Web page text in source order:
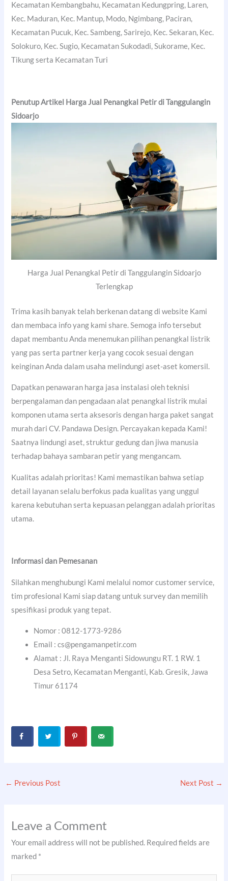
Kecamatan Kembangbahu, Kecamatan Kedungpring, Laren,
Kec. Maduran, Kec. Mantup, Modo, Ngimbang, Paciran,
Kecamatan Pucuk, Kec. Sambeng, Sarirejo, Kec. Sekaran, Kec.
Solokuro, Kec. Sugio, Kecamatan Sukodadi, Sukorame, Kec.
Tikung serta Kecamatan Turi
Penutup Artikel Harga Jual Penangkal Petir di Tanggulangin
Sidoarjo
Harga Jual Penangkal Petir di Tanggulangin Sidoarjo
Terlengkap
Trima kasih banyak telah berkenan datang di website Kami
dan membaca info yang kami share. Semoga info tersebut
dapat membantu Anda menemukan pilihan penangkal listrik
yang pas serta partner kerja yang cocok sesuai dengan
keinginan Anda dalam usaha melindungi aset-aset komersil.
Dapatkan penawaran harga jasa instalasi oleh teknisi
berpengalaman dan pengadaan alat penangkal listrik mulai
komponen utama serta aksesoris dengan harga paket sangat
murah dari CV. Pandawa Design. Percayakan kepada Kami!
Saatnya lindungi aset, struktur gedung dan jiwa manusia
terhadap bahaya sambaran petir yang mengancam.
Kualitas adalah prioritas! Kami memastikan bahwa setiap
detail layanan selalu berfokus pada kualitas yang unggul
karena kebutuhan serta kepuasan pelanggan adalah prioritas
utama.
Informasi dan Pemesanan
Silahkan menghubungi Kami melalui nomor customer service,
tim profesional Kami siap datang untuk survey dan memilih
spesifikasi produk yang tepat.
Nomor : 0812-1773-9286
Email : cs@pengamanpetir.com
Alamat : Jl. Raya Menganti Sidowungu RT. 1 RW. 1
Desa Setro, Kecamatan Menganti, Kab. Gresik, Jawa
Timur 61174
← Previous Post Next Post →
Leave a Comment
Your email address will not be published. Required fields are
marked *